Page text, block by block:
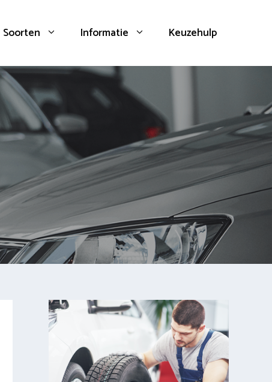
Soorten Informatie Keuzehulp